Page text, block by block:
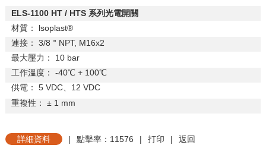
ELS-1100 HT / HTS 系列光電開關
材質：
lsoplast®
連接：
3/8 ＂ NPT, M16x2
最大壓力：
10 bar
工作溫度：
-40℃ + 100℃
供電：
5 VDC、 12 VDC
重複性：
±1 mm
詳細資料 | 點擊率：11576 | 打印 | 返回